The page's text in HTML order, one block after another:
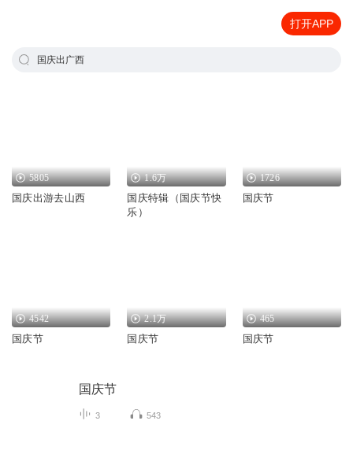
打开APP
国庆出广西
5805
国庆出游去山西
1.6万
国庆特辑（国庆节快
乐）
1726
国庆节
4542
国庆节
2.1万
国庆节
465
国庆节
国庆节
3 543